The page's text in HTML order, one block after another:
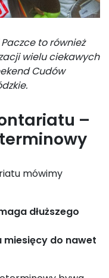
to również
wielu ciekawych
Cudów
–
mówimy
dłuższego
miesięcy do nawet